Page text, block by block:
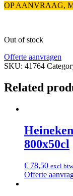
OP AANVRAAG,
Out of stock
Offerte aanvragen
SKU: 41764
Related
800x50cl
€ 78,50 excl btw
Offerte